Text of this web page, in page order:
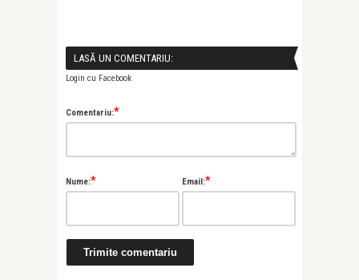
LASĂ UN COMENTARIU:
Login cu Facebook
Comentariu:*
Nume:* Email:*